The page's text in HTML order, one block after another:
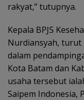
rakyat,” tutupnya.
Kepala BPJS
Nurdiansyah, turut
dalam
Kota Batam dan
usaha tersebut
Saipem Indonesia,